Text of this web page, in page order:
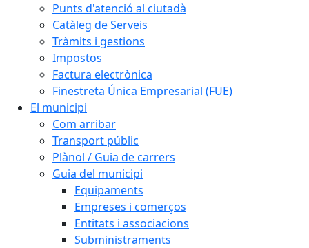
Punts d'atenció al ciutadà
Catàleg de Serveis
Tràmits i gestions
Impostos
Factura electrònica
Finestreta Única Empresarial (FUE)
El municipi
Com arribar
Transport públic
Plànol / Guia de carrers
Guia del municipi
Equipaments
Empreses i comerços
Entitats i associacions
Subministraments